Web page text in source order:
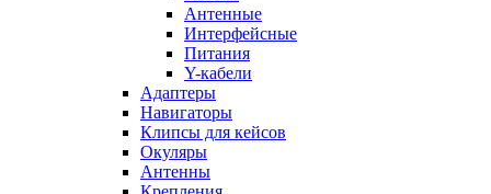
Антенные
Интерфейсные
Питания
Y-кабели
Адаптеры
Навигаторы
Клипсы для кейсов
Окуляры
Антенны